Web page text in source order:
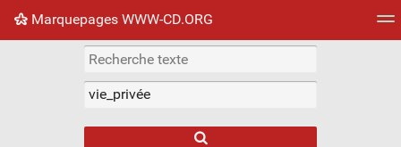
Marquepages WWW-CD.ORG
Nuage de tags Mur d'images